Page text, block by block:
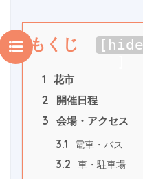
もくじ [ hide
1 花市
2 開催日程
3 会場・アクセス
3.1 電車・バス
3.2 車・駐車場